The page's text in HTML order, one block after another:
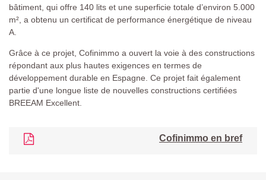
bâtiment, qui offre 140 lits et une superficie totale d’environ 5.000
m², a obtenu un certificat de performance énergétique de niveau
A.
Grâce à ce projet, Cofinimmo a ouvert la voie à des constructions
répondant aux plus hautes exigences en termes de
développement durable en Espagne. Ce projet fait également
partie d'une longue liste de nouvelles constructions certifiées
BREEAM Excellent.
Cofinimmo en bref